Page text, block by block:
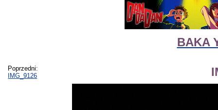
BAKA
Poprzedni:
IMG_9126